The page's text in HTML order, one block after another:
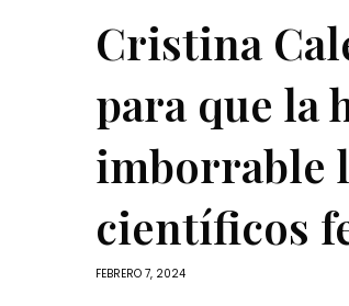
Cristina
para que la
imborrable
científicos
FEBRERO 7, 2024